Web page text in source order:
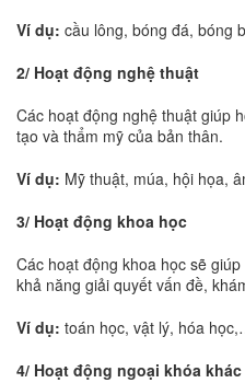
Ví dụ: cầu lông, bóng đá, bóng
2/ Hoạt động nghệ thuật
Các hoạt động nghệ thuật giúp
tạo và thẩm mỹ của bản thân.
Ví dụ: Mỹ thuật, múa, hội họa,
3/ Hoạt động khoa học
Các hoạt động khoa học sẽ
khả năng giải quyết vấn đề,
Ví dụ: toán học, vật lý, hóa
4/ Hoạt động ngoại khóa khác